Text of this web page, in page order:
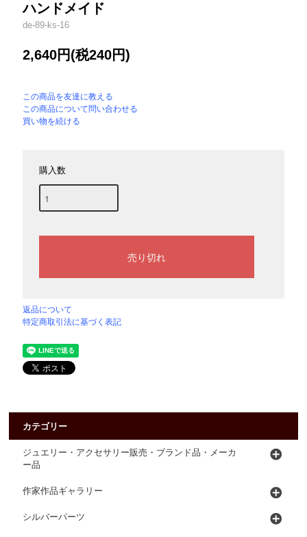
ハンドメイド
de-89-ks-16
2,640円(税240円)
この商品を友達に教える
この商品について問い合わせる
買い物を続ける
購入数
返品について
特定商取引法に基づく表記
カテゴリー
ジュエリー・アクセサリー販売・ブランド品・メーカ
ー品
作家作品ギャラリー
シルバーパーツ